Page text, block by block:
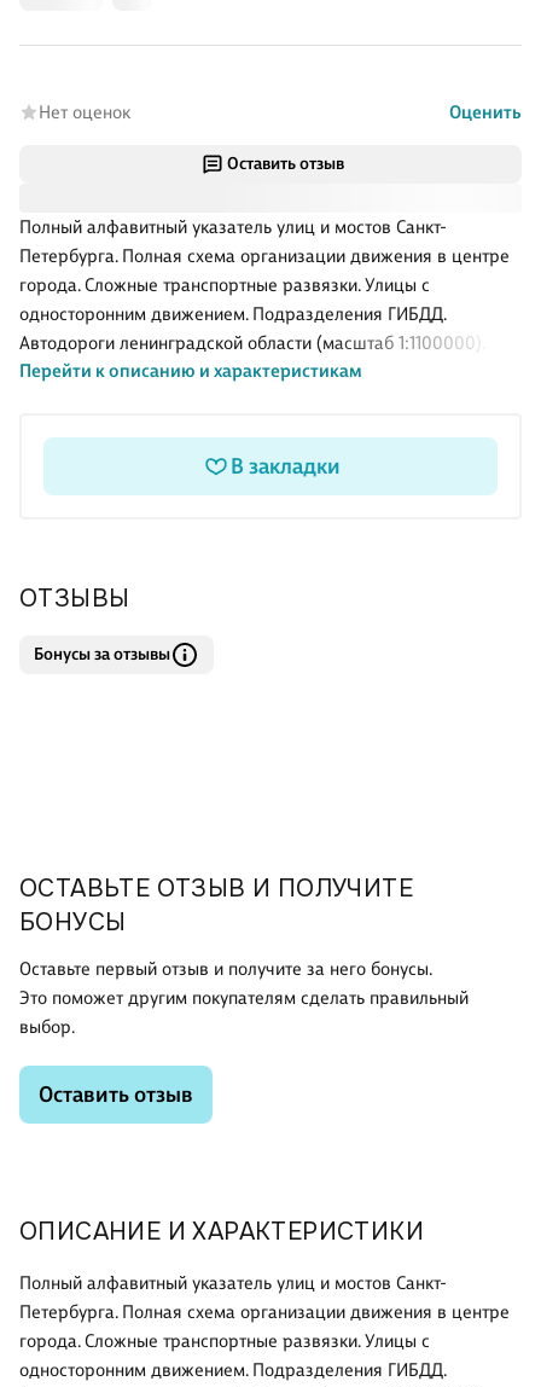
Оставить отзыв
Полный алфавитный указатель улиц и мостов Санкт-
Петербурга. Полная схема организации движения в центре
города. Сложные транспортные развязки. Улицы с
односторонним движением. Подразделения ГИБДД.
Автодороги ленинградской области (масштаб 1:1100000).
Схема метрополитена. Формат: 23 см х 15 см.
Перейти к описанию и характеристикам
Нет оценок Оценить
В закладки
ОПИСАНИЕ И ХАРАКТЕРИСТИКИ
Полный алфавитный указатель улиц и мостов Санкт-
Петербурга. Полная схема организации движения в центре
города. Сложные транспортные развязки. Улицы с
односторонним движением. Подразделения ГИБДД.
ОТЗЫВЫ
Бонусы за отзывы
ОСТАВЬТЕ ОТЗЫВ И ПОЛУЧИТЕ
БОНУСЫ
Оставьте первый отзыв и получите за него бонусы.
Это поможет другим покупателям сделать правильный
выбор.
Оставить отзыв